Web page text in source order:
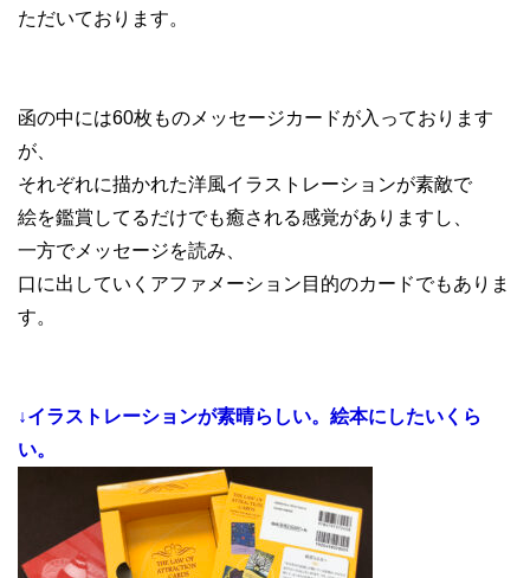
ただいております。
函の中には60枚ものメッセージカードが入っております
が、
それぞれに描かれた洋風イラストレーションが素敵で
絵を鑑賞してるだけでも癒される感覚がありますし、
一方でメッセージを読み、
口に出していくアファメーション目的のカードでもありま
す。
↓イラストレーションが素晴らしい。絵本にしたいくら
い。